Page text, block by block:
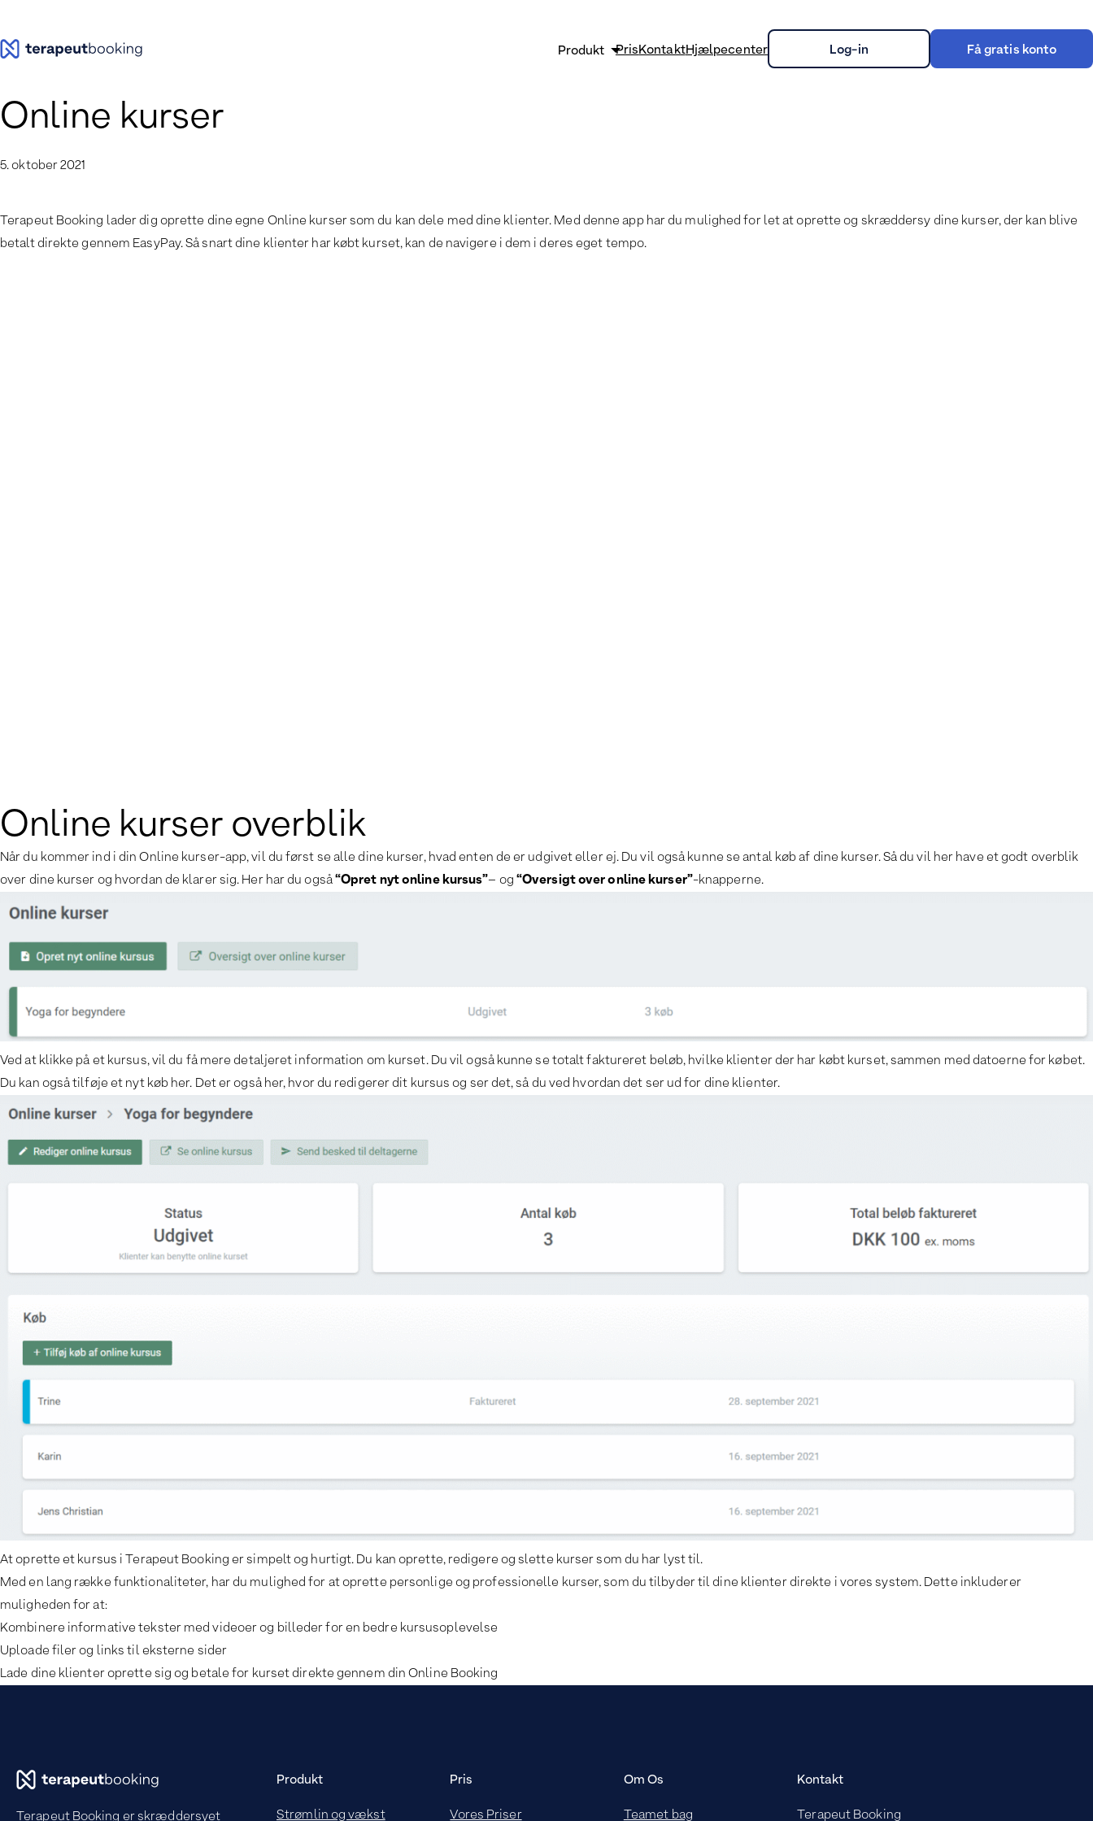
indhold
Produkt PrisKontaktHjælpecenter Log-in Få gratis konto
Online kurser
5. oktober 2021
Terapeut Booking lader dig oprette dine egne Online kurser som du kan dele med dine klienter. Med denne app har du mulighed for let at oprette og skræddersy dine kurser, der kan blive
betalt direkte gennem EasyPay. Så snart dine klienter har købt kurset, kan de navigere i dem i deres eget tempo.
Online kurser overblik
Når du kommer ind i din Online kurser-app, vil du først se alle dine kurser, hvad enten de er udgivet eller ej. Du vil også kunne se antal køb af dine kurser. Så du vil her have et godt overblik
over dine kurser og hvordan de klarer sig. Her har du også“Opret nyt online kursus”– og“Oversigt over online kurser”-knapperne.
Ved at klikke på et kursus, vil du få mere detaljeret information om kurset. Du vil også kunne se totalt faktureret beløb, hvilke klienter der har købt kurset, sammen med datoerne for købet.
Du kan også tilføje et nyt køb her. Det er også her, hvor du redigerer dit kursus og ser det, så du ved hvordan det ser ud for dine klienter.
At oprette et kursus i Terapeut Booking er simpelt og hurtigt. Du kan oprette, redigere og slette kurser som du har lyst til.
Med en lang række funktionaliteter, har du mulighed for at oprette personlige og professionelle kurser, som du tilbyder til dine klienter direkte i vores system. Dette inkluderer
muligheden for at:
Kombinere informative tekster med videoer og billeder for en bedre kursusoplevelse
Uploade filer og links til eksterne sider
Lade dine klienter oprette sig og betale for kurset direkte gennem din Online Booking
Terapeut Booking er skræddersyet
Produkt
Strømlin og vækst
Pris
Vores Priser
Om Os
Teamet bag
Kontakt
Terapeut Booking